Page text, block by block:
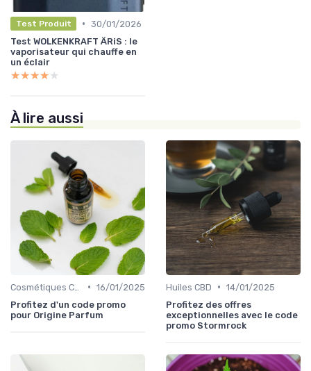
Test Produit • 30/01/2026
Test WOLKENKRAFT ÄRiS : le
vaporisateur qui chauffe en
un éclair
★★★★★
★★★★★
À lire aussi
• 16/01/2025
Profitez d'un code promo
pour Origine Parfum
Huiles CBD • 14/01/2025
Profitez des offres
exceptionnelles avec le code
promo Stormrock